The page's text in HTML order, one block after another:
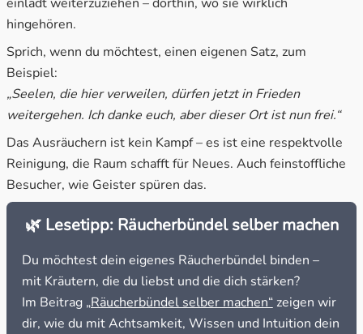
hingehören.
Sprich, wenn du möchtest, einen eigenen Satz, zum
Beispiel:
„Seelen, die hier verweilen, dürfen jetzt in Frieden
weitergehen. Ich danke euch, aber dieser Ort ist nun frei.“
Das Ausräuchern ist kein Kampf – es ist eine respektvolle
Reinigung, die Raum schafft für Neues. Auch feinstoffliche
Besucher, wie Geister spüren das.
🌿 Lesetipp: Räucherbündel selber machen
Du möchtest dein eigenes Räucherbündel binden –
mit Kräutern, die du liebst und die dich stärken?
Im Beitrag „Räucherbündel selber machen“zeigen wir
dir, wie du mit Achtsamkeit, Wissen und Intuition dein